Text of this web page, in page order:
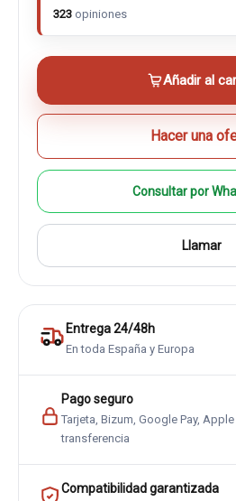
323 opiniones
Añadir al
Hacer una
Consultar por
Llamar
Entrega 24/48h
En toda España y Europa
Pago seguro
Tarjeta, Bizum, Google Pay, Apple
transferencia
Compatibilidad garantizada